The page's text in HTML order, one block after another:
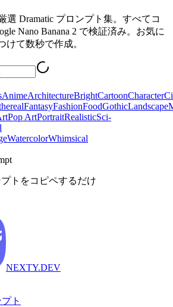
選 Dramatic プロンプト集。すべてコ
Nano Banana 2 で検証済み。お気に
けて数秒で作成。
AnimeArchitectureBrightCartoonCharacter
FantasyFashionFoodGothicLandscape
Pop ArtPortraitRealisticSci-
WatercolorWhimsical
プトをコピペするだけ
NEXTY.DEV
ト